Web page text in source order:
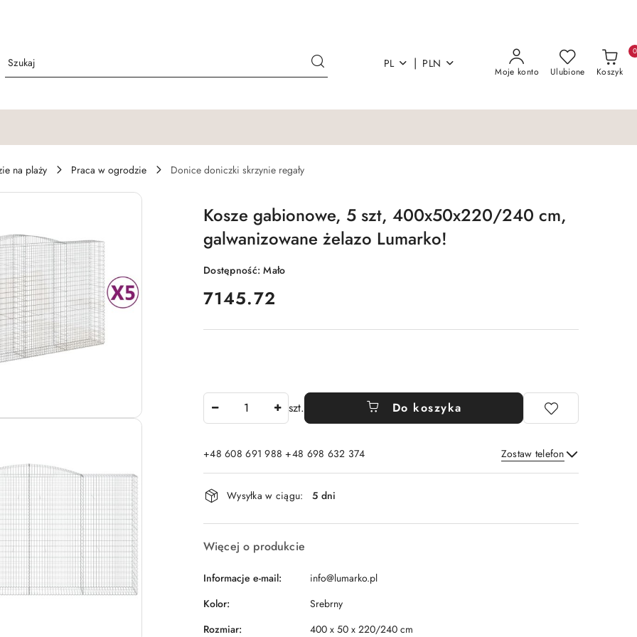
PL | PLN
Moje konto Ulubione Koszyk
0
na plaży Praca w ogrodzie Donice doniczki skrzynie regały
Kosze gabionowe, 5 szt, 400x50x220/240 cm,
galwanizowane żelazo Lumarko!
Dostępność:Mało
cena:
7145.72
szt. Do koszyka
+48 608 691 988 +48 698 632 374 Zostaw telefon
Wyślij
Dostępność
i
dostawa
Wysyłka w ciągu: 5 dni
Więcej o produkcie
Informacje e-mail:
info@lumarko.pl
Kolor:
Srebrny
Rozmiar:
400 x 50 x 220/240 cm